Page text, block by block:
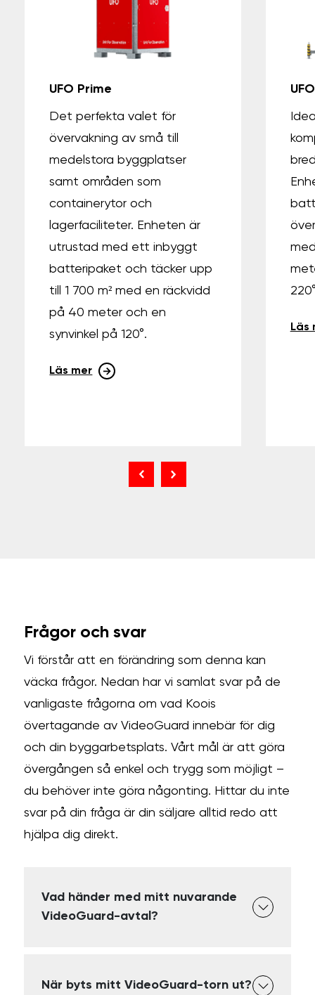
UFO Prime
Det perfekta valet för
övervakning av små till
medelstora byggplatser
samt områden som
containerytor och
lagerfaciliteter. Enheten är
utrustad med ett inbyggt
batteripaket och täcker upp
till 1 700 m² med en räckvidd
på 40 meter och en
synvinkel på 120°.
Läs mer
Läs
Frågor och svar
Vi förstår att en förändring som denna kan
väcka frågor. Nedan har vi samlat svar på de
vanligaste frågorna om vad Koois
övertagande av VideoGuard innebär för dig
och din byggarbetsplats. Vårt mål är att göra
övergången så enkel och trygg som möjligt –
du behöver inte göra någonting. Hittar du inte
svar på din fråga är din säljare alltid redo att
hjälpa dig direkt.
Vad händer med mitt nuvarande
VideoGuard-avtal?
När byts mitt VideoGuard-torn ut?